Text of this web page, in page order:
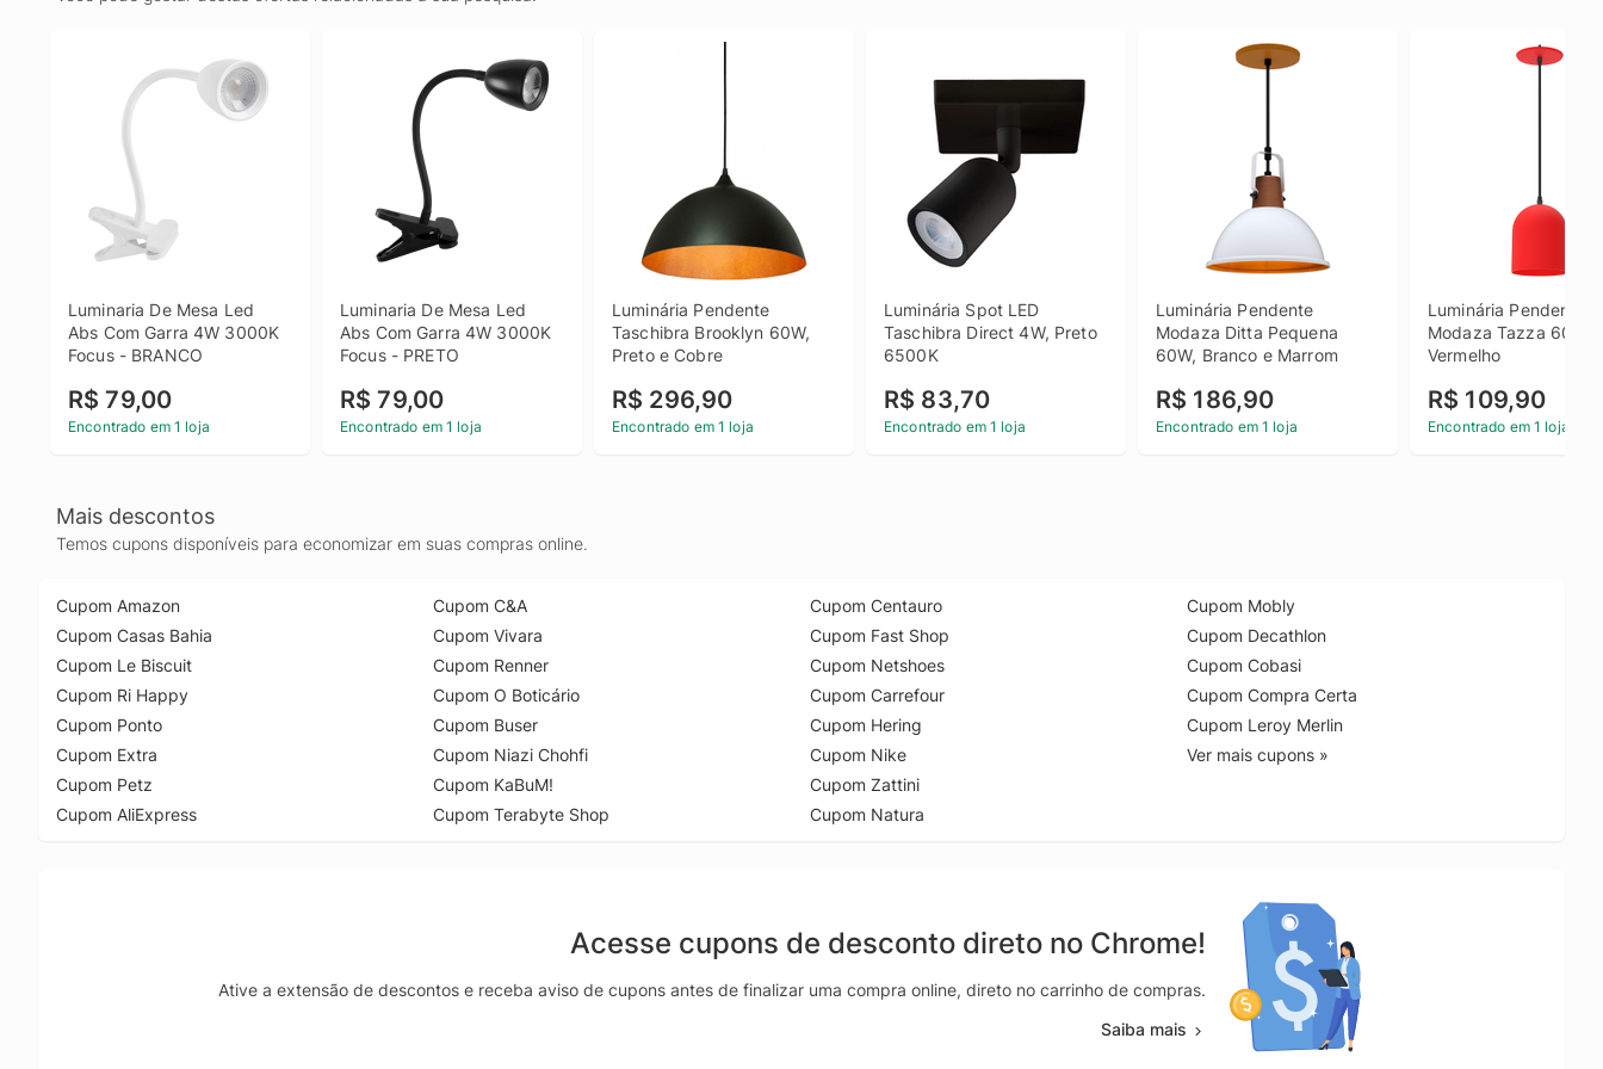
Luminaria De Mesa Led
Abs Com Garra 4W 3000K
Focus - BRANCO
R$ 79,00
Encontrado em 1 loja
Luminaria De Mesa Led
Abs Com Garra 4W 3000K
Focus - PRETO
R$ 79,00
Encontrado em 1 loja
Luminária Pendente
Taschibra Brooklyn 60W,
Preto e Cobre
R$ 296,90
Encontrado em 1 loja
Luminária Spot LED
Taschibra Direct 4W, Preto
6500K
R$ 83,70
Encontrado em 1 loja
Luminária Pendente
Modaza Ditta Pequena
60W, Branco e Marrom
R$ 186,90
Encontrado em 1 loja
Luminária Pendente
Modaza Tazza 60W,
Vermelho
R$ 109,90
Encontrado em 1 loja
Mais descontos
Temos cupons disponíveis para economizar em suas compras online.
Cupom Amazon
Cupom Casas Bahia
Cupom Le Biscuit
Cupom Ri Happy
Cupom Ponto
Cupom Extra
Cupom Petz
Cupom AliExpress
Cupom C&A
Cupom Vivara
Cupom Renner
Cupom O Boticário
Cupom Buser
Cupom Niazi Chohfi
Cupom KaBuM!
Cupom Terabyte Shop
Cupom Centauro
Cupom Fast Shop
Cupom Netshoes
Cupom Carrefour
Cupom Hering
Cupom Nike
Cupom Zattini
Cupom Natura
Cupom Mobly
Cupom Decathlon
Cupom Cobasi
Cupom Compra Certa
Cupom Leroy Merlin
Ver mais cupons »
Acesse cupons de desconto direto no Chrome!
Ative a extensão de descontos e receba aviso de cupons antes de finalizar uma compra online, direto no carrinho de compras.
Saiba mais